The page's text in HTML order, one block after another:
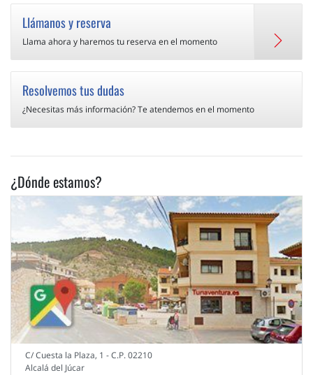
Llámanos y reserva
Llama ahora y haremos tu reserva en el momento
Resolvemos tus dudas
¿Necesitas más información? Te atendemos en el momento
¿Dónde estamos?
C/ Cuesta la Plaza, 1 - C.P. 02210
Alcalá del Júcar